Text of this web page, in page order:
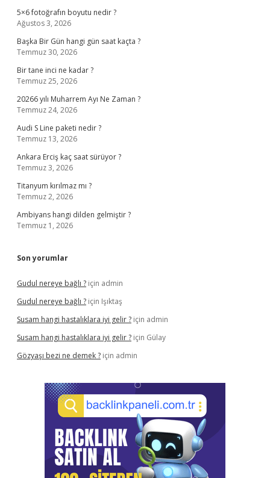
5×6 fotoğrafın boyutu nedir ?
Ağustos 3, 2026
Başka Bir Gün hangi gün saat kaçta ?
Temmuz 30, 2026
Bir tane inci ne kadar ?
Temmuz 25, 2026
20266 yılı Muharrem Ayı Ne Zaman ?
Temmuz 24, 2026
Audi S Line paketi nedir ?
Temmuz 13, 2026
Ankara Erciş kaç saat sürüyor ?
Temmuz 3, 2026
Titanyum kırılmaz mı ?
Temmuz 2, 2026
Ambiyans hangi dilden gelmiştir ?
Temmuz 1, 2026
Son yorumlar
Gudul nereye bağlı ? için admin
Gudul nereye bağlı ? için Işıktaş
Susam hangi hastalıklara iyi gelir ? için admin
Susam hangi hastalıklara iyi gelir ? için Gülay
Gözyaşı bezi ne demek ? için admin